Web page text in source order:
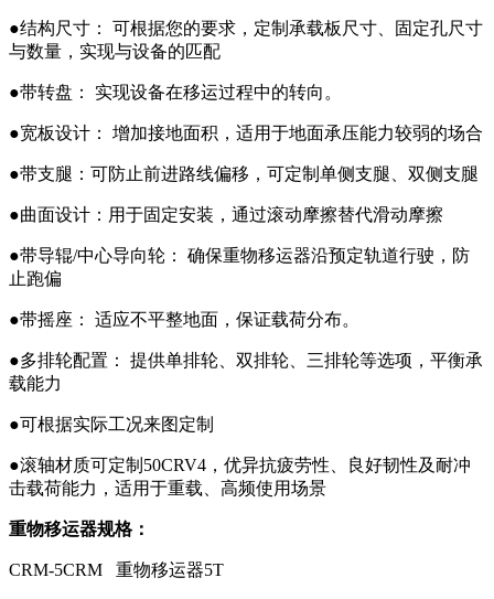
●结构尺寸： 可根据您的要求，定制承载板尺寸、固定孔尺寸
与数量，实现与设备的匹配
●带转盘： 实现设备在移运过程中的转向。
●宽板设计： 增加接地面积，适用于地面承压能力较弱的场合
●带支腿：可防止前进路线偏移，可定制单侧支腿、双侧支腿
●曲面设计：用于固定安装，通过滚动摩擦替代滑动摩擦
●带导辊/中心导向轮： 确保重物移运器沿预定轨道行驶，防
止跑偏
●带摇座： 适应不平整地面，保证载荷分布。
●多排轮配置： 提供单排轮、双排轮、三排轮等选项，平衡承
载能力
●可根据实际工况来图定制
●滚轴材质可定制50CRV4，优异抗疲劳性、良好韧性及耐冲
击载荷能力，适用于重载、高频使用场景
重物移运器规格：
CRM-5CRM 重物移运器5T